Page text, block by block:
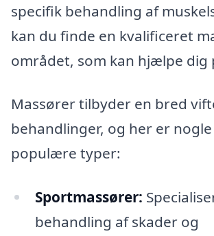
specifik behandling af
kan du finde en kvalificeret
området, som kan hjælpe dig
Massører tilbyder en bred
behandlinger, og her er
populære typer:
Sportmassører:
behandling af skader og